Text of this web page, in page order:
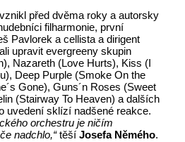
před dvěma roky a autorsky
filharmonie, první
Pavlorek a cellista a dirigent
upravit evergreeny skupin
Nazareth (Love Hurts), Kiss (I
Deep Purple (Smoke On the
Gone), Guns´n Roses (Sweet
(Stairway To Heaven) a dalších
uvedení sklízí nadšené reakce.
orchestru je ničím
nadchlo,“těšíJosefa Němého.